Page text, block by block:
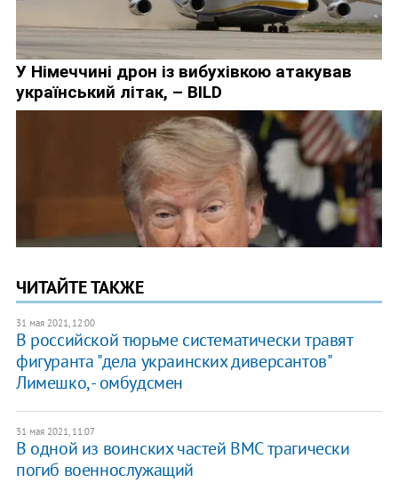
ЧИТАЙТЕ ТАКЖЕ
31 мая 2021, 12:00
В российской тюрьме систематически травят
фигуранта "дела украинских диверсантов"
Лимешко, - омбудсмен
31 мая 2021, 11:07
В одной из воинских частей ВМС трагически
погиб военнослужащий